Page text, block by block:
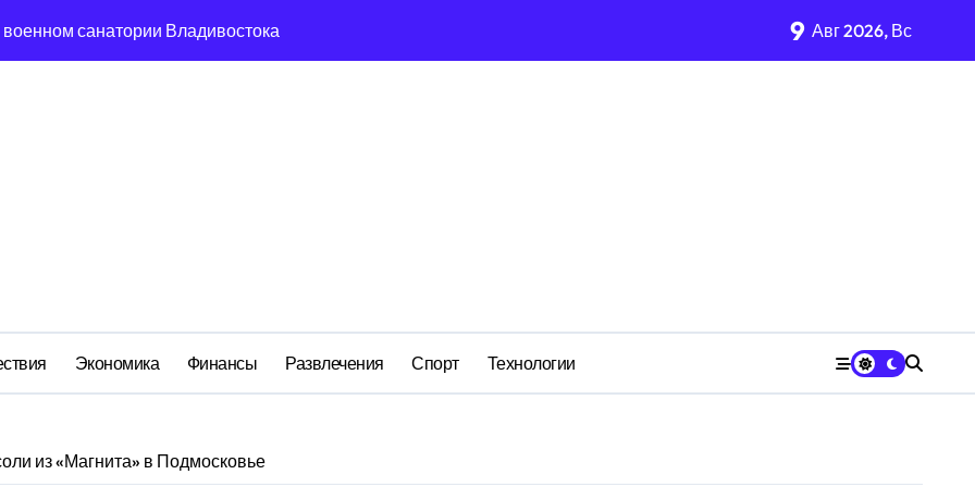
военные изымают спирт «для защиты Отечества»
и маркетплейсы «умывают руки» после ударов по складам Wildberries?
оборонный завод идёт ко дну
с военной продукцией: предприятия обратились в СК
9 Авг 2026, Вс
Экономика Финансы Развлечения Спорт Технологии
из «Магнита» в Подмосковье